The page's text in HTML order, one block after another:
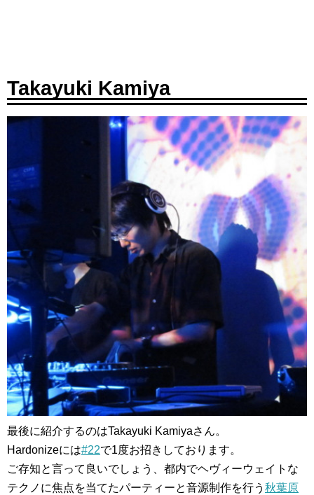
Takayuki Kamiya
最後に紹介するのはTakayuki Kamiyaさん。
Hardonizeには#22で1度お招きしております。
ご存知と言って良いでしょう、都内でヘヴィーウェイトな
テクノに焦点を当てたパーティーと音源制作を行う 秋葉原